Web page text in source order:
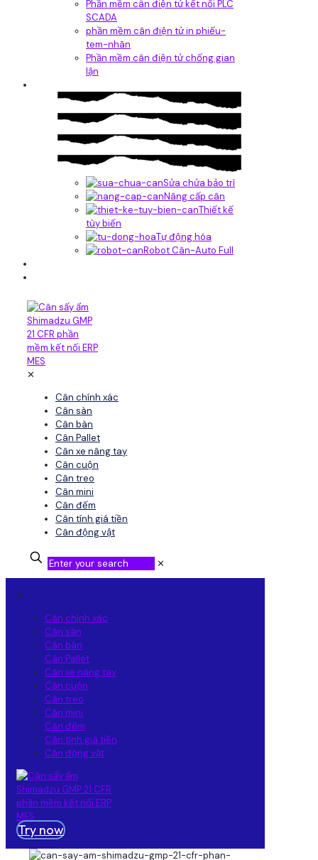
Phần mềm cân điện tử kết nối PLC
SCADA
phần mềm cân điện tử in phiếu-
tem-nhãn
Phần mềm cân điện tử chống gian
lận
Sửa chửa bảo trì
Nâng cấp cân
Thiết kế
tùy biến
Tự động hóa
Robot Cân-Auto Full
✕
Cân chính xác
Cân sàn
Cân bàn
Cân Pallet
Cân xe nâng tay
Cân cuộn
Cân treo
Cân mini
Cân đếm
Cân tính giá tiền
Cân động vật
✕
✕
Cân chính xác
Cân sàn
Cân bàn
Cân Pallet
Cân xe nâng tay
Cân cuộn
Cân treo
Cân mini
Cân đếm
Cân tính giá tiền
Cân động vật
Try now